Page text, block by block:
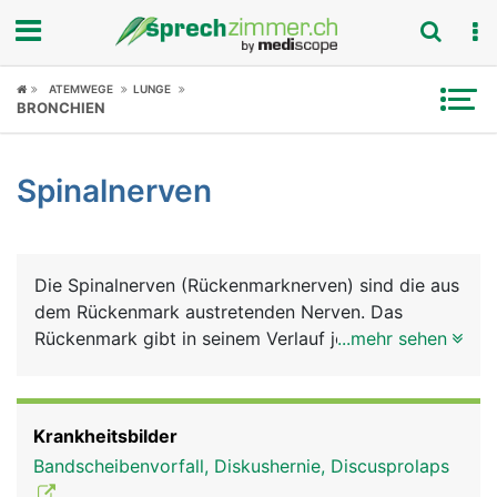
Fokus
Symptome
News
Rubriken
ATEMWEGE LUNGE
BRONCHIEN
Spinalnerven
Die Spinalnerven (Rückenmarknerven) sind die aus
dem Rückenmark austretenden Nerven. Das
Rückenmark gibt in seinem Verlauf jeweils auf der
Es gibt demnach auf jeder Seite 8 Halsnerven, 12
Brustnerven, 5 Lendennerven und 1 Steissbeinnerv.
...mehr sehen
Krankheitsbilder
Bandscheibenvorfall, Diskushernie, Discusprolaps